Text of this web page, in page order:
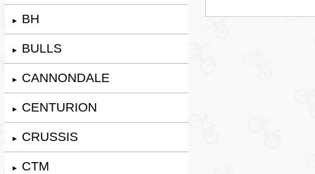
► BH
► BULLS
► CANNONDALE
► CENTURION
► CRUSSIS
► CTM